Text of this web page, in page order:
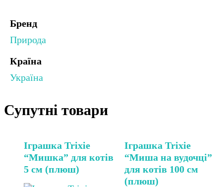
Бренд
Природа
Країна
Україна
Супутні товари
Іграшка Trixie
“Мишка” для котів
5 см (плюш)
Іграшка Trixie
“Миша на вудочці”
для котів 100 см
(плюш)